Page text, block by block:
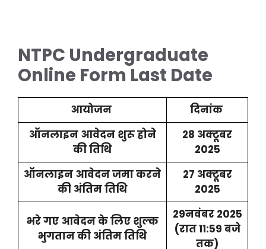
NTPC Undergraduate
Online Form Last Date
आयोजन
दिनांक
ऑनलाइन आवेदन शुरू होने
की तिथि
28 अक्टूबर
2025
ऑनलाइन आवेदन जमा करने
की अंतिम तिथि
27 अक्टूबर
2025
भरे गए आवेदन के लिए शुल्क
भुगतान की अंतिम तिथि
29नवंबर 2025
(रात 11:59 बजे
तक)